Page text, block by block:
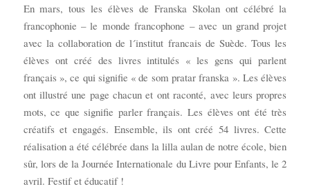
En mars, tous les élèves de Franska Skolan ont célébré la
francophonie – le monde francophone – avec un grand projet
avec la collaboration de l´institut francais de Suède. Tous les
élèves ont créé des livres intitulés « les gens qui parlent
français », ce qui signifie « de som pratar franska ». Les élèves
ont illustré une page chacun et ont raconté, avec leurs propres
mots, ce que signifie parler français. Les élèves ont été très
créatifs et engagés. Ensemble, ils ont créé 54 livres. Cette
réalisation a été célébrée dans la lilla aulan de notre école, bien
sûr, lors de la Journée Internationale du Livre pour Enfants, le 2
avril. Festif et éducatif !